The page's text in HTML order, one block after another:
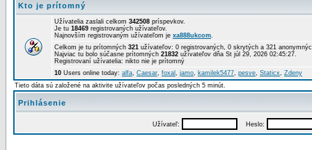
Kto je prítomný
Užívatelia zaslali celkom 342508 príspevkov.
Je tu 18469 registrovaných užívateľov.
Najnovším registrovaným užívateľom je xa888ukcom.
Celkom je tu prítomných 321 užívateľov: 0 registrovaných, 0 skrytých a 321
Najviac tu bolo súčasne prítomných 21832 užívateľov dňa St júl 29, 2026 02:45:27.
Registrovaní užívatelia: nikto nie je prítomný
10 Users online today: alfa, Caesar, foxal , jamo, kamilek5477, pesve, Staticx, Zdeny
Tieto dáta sú založené na aktivite užívateľov počas posledných 5 minút.
Prihlásenie
Užívateľ: Heslo: